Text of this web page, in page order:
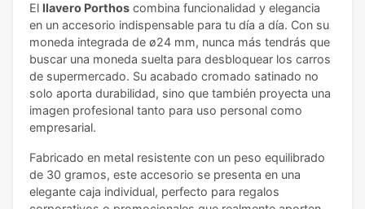
El llavero Porthos combina funcionalidad y elegancia
en un accesorio indispensable para tu día a día. Con su
moneda integrada de ø24 mm, nunca más tendrás que
buscar una moneda suelta para desbloquear los carros
de supermercado. Su acabado cromado satinado no
solo aporta durabilidad, sino que también proyecta una
imagen profesional tanto para uso personal como
empresarial.
Fabricado en metal resistente con un peso equilibrado
de 30 gramos, este accesorio se presenta en una
elegante caja individual, perfecto para regalos